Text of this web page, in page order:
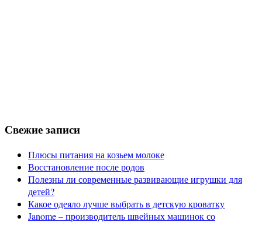
Свежие записи
Плюсы питания на козьем молоке
Восстановление после родов
Полезны ли современные развивающие игрушки для
детей?
Какое одеяло лучше выбрать в детскую кроватку
Janome – производитель швейных машинок со